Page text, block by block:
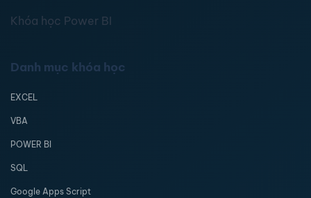
Khóa học Power BI
Danh mục khóa học
EXCEL
VBA
POWER BI
SQL
Google Apps Script